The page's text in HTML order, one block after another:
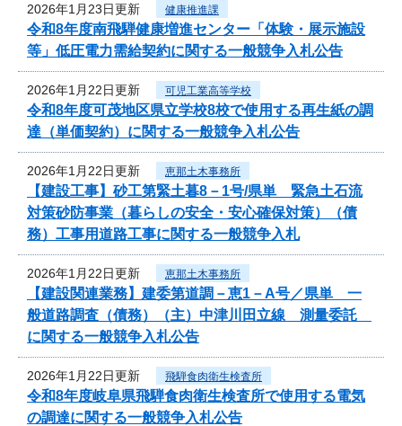
2026年1月23日更新 健康推進課
令和8年度南飛騨健康増進センター「体験・展示施設
等」低圧電力需給契約に関する一般競争入札公告
2026年1月22日更新 可児工業高等学校
令和8年度可茂地区県立学校8校で使用する再生紙の調
達（単価契約）に関する一般競争入札公告
2026年1月22日更新 恵那土木事務所
【建設工事】砂工第緊土暮8－1号/県単 緊急土石流
対策砂防事業（暮らしの安全・安心確保対策）（債
務）工事用道路工事に関する一般競争入札
2026年1月22日更新 恵那土木事務所
【建設関連業務】建委第道調－恵1－A号／県単 一
般道路調査（債務）（主）中津川田立線 測量委託
に関する一般競争入札公告
2026年1月22日更新 飛騨食肉衛生検査所
令和8年度岐阜県飛騨食肉衛生検査所で使用する電気
の調達に関する一般競争入札公告